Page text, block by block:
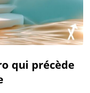
qui précède